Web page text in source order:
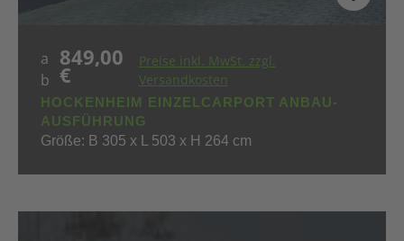
a
b
Regulärer Preis:
849,00
€
Preise inkl. MwSt. zzgl.
Versandkosten
HOCKENHEIM EINZELCARPORT ANBAU-
AUSFÜHRUNG
Größe: B 305 x L 503 x H 264 cm